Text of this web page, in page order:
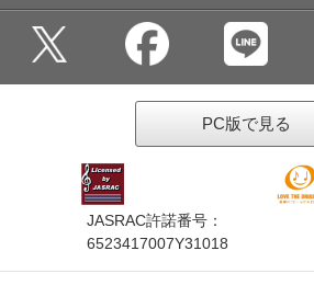
PC版で見る
JASRAC許諾番号：
6523417007Y31018